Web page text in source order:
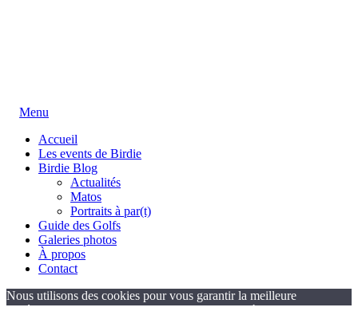
Menu
Accueil
Les events de Birdie
Birdie Blog
Actualités
Matos
Portraits à par(t)
Guide des Golfs
Galeries photos
À propos
Contact
Nous utilisons des cookies pour vous garantir la meilleure
expérience sur notre site web. Si vous continuez à utiliser ce site,